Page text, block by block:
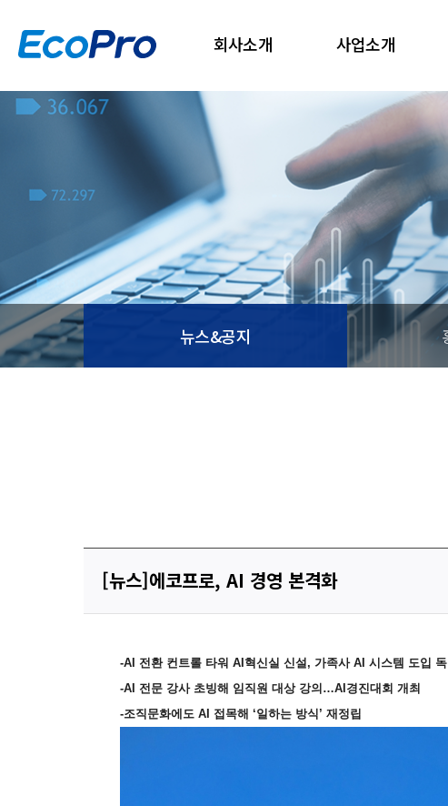
회사소개 사업소개
뉴스&공지
[뉴스]에코프로, AI 경영 본격화
-AI 전환 컨트롤 타워 AI혁신실 신설, 가족사 AI 시스템 도입
-AI 전문 강사 초빙해 임직원 대상 강의 …AI 경진대회 개최
-조직문화에도 AI 접목해 ‘일하는 방식’ 재정립